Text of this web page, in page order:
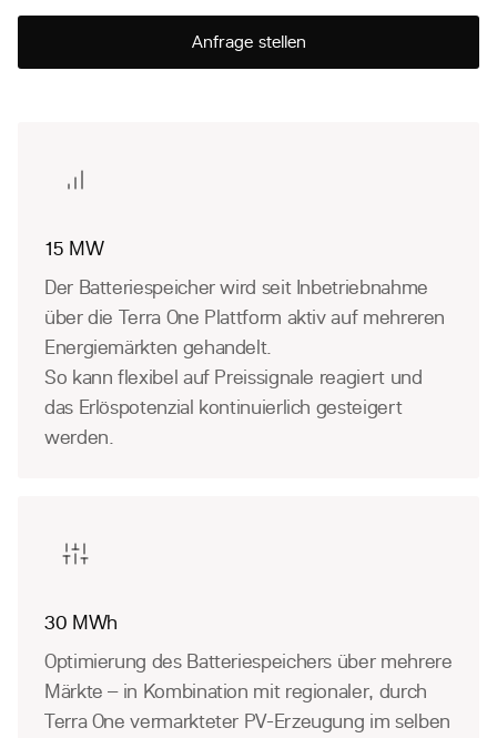
Anfrage stellen
15 MW
Der Batteriespeicher wird seit Inbetriebnahme
über die Terra One Plattform aktiv auf mehreren
Energiemärkten gehandelt.
So kann flexibel auf Preissignale reagiert und
das Erlöspotenzial kontinuierlich gesteigert
werden.
30 MWh
Optimierung des Batteriespeichers über mehrere
Märkte – in Kombination mit regionaler, durch
Terra One vermarkteter PV-Erzeugung im selben